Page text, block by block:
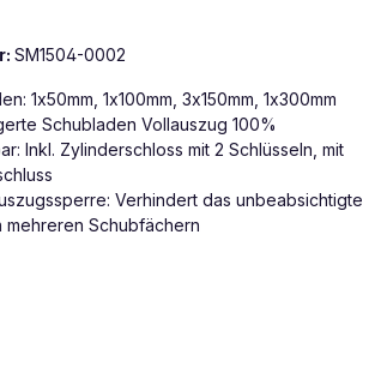
SM1504-0002
1x50mm, 1x100mm, 3x150mm, 1x300mm
Schubladen Vollauszug 100%
Inkl. Zylinderschloss mit 2 Schlüsseln, mit
Verhindert das unbeabsichtigte
mehreren Schubfächern